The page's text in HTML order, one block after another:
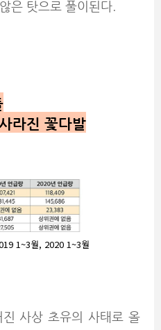
은 탓으로 풀이된다.
라진 꽃다발
1~3월, 2020 1~3월
사상 초유의 사태로 올